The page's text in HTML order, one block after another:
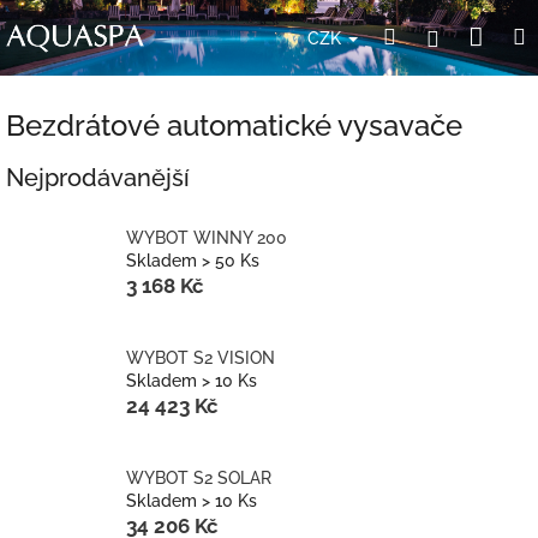
Přejít
na
obsah
CZK HledatPřihlášení
Bezdrátové automatické vysavače
Nejprodávanější
WYBOT WINNY 200
Skladem > 50 Ks
3 168 Kč
WYBOT S2 VISION
Skladem > 10 Ks
24 423 Kč
WYBOT S2 SOLAR
Skladem > 10 Ks
34 206 Kč